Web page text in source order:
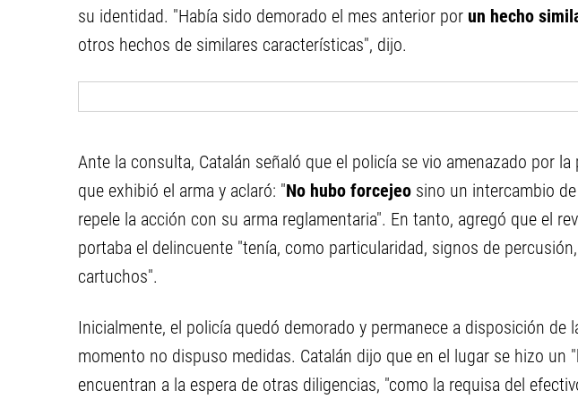
su identidad. "Había sido demorado el mes anterior por un hecho
otros hechos de similares características", dijo.
Ante la consulta, Catalán señaló que el policía se vio amenazado por
que exhibió el arma y aclaró: "No hubo forcejeo sino un intercambio
repele la acción con su arma reglamentaria". En tanto, agregó que el
portaba el delincuente "tenía, como particularidad, signos de
cartuchos".
Inicialmente, el policía quedó demorado y permanece a disposición de
momento no dispuso medidas. Catalán dijo que en el lugar se hizo un
encuentran a la espera de otras diligencias, "como la requisa del